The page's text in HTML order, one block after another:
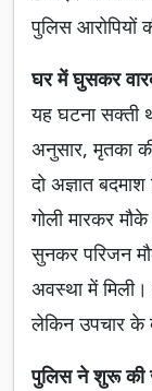
पुलिस आरोपियों
घर में घुसकर
यह घटना सक्ती
अनुसार, मृतका
दो अज्ञात
गोली मारकर
सुनकर परिजन
अवस्था में
लेकिन उपचार के
पुलिस ने शुरू की